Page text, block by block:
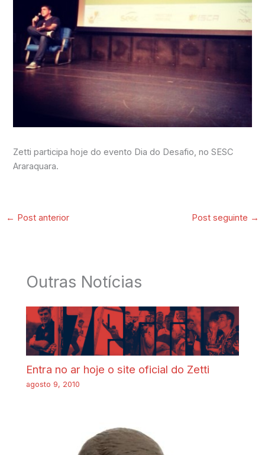
Zetti participa hoje do evento Dia do Desafio, no SESC
Araraquara.
← Post anterior Post seguinte →
Outras Notícias
Entra no ar hoje o site oficial do Zetti
agosto 9, 2010